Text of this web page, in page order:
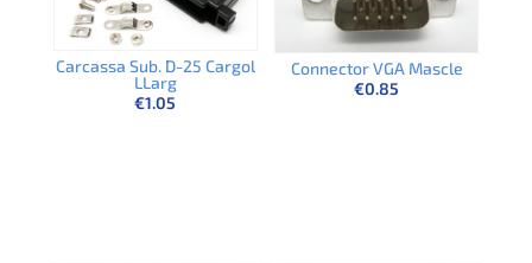
Carcassa Sub. D-25 Cargol
LLarg
€1.05
Connector VGA Mascle
€0.85